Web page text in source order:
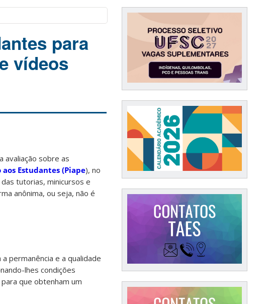
para
vídeos
avaliação sobre as
Estudantes (Piape), no
tutorias, minicursos e
anônima, ou seja, não é
permanência e a qualidade
lhes condições
que obtenham um